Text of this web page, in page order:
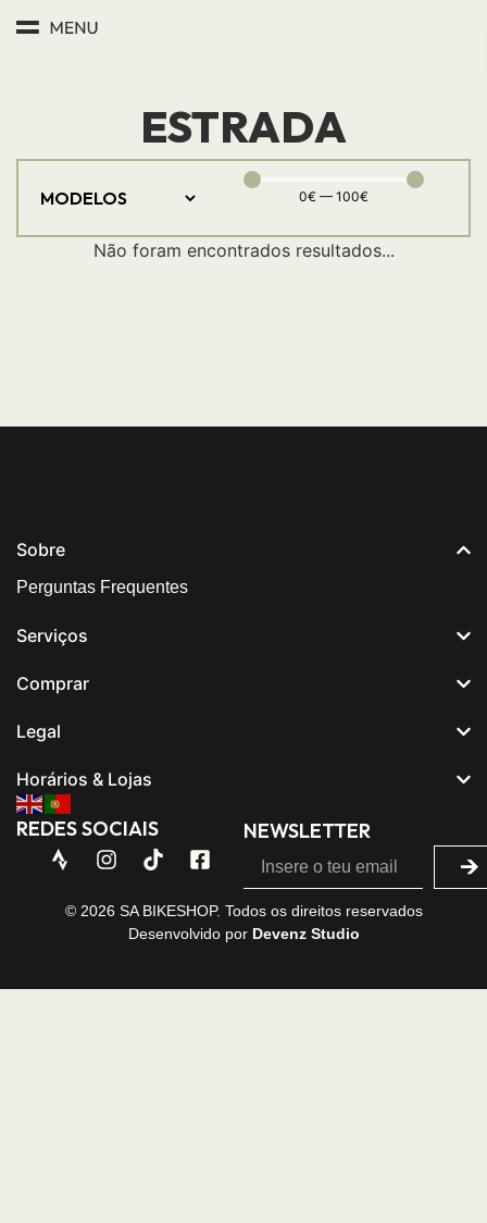
ESTRADA
0€ — 100€
Não foram encontrados resultados...
Sobre
Perguntas Frequentes
Serviços
Comprar
Legal
Horários & Lojas
REDES SOCIAIS NEWSLETTER
© 2026 SA BIKESHOP. Todos os direitos reservados
Desenvolvido por Devenz Studio